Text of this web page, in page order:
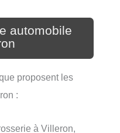
automobile
proposent les
:
à Villeron,